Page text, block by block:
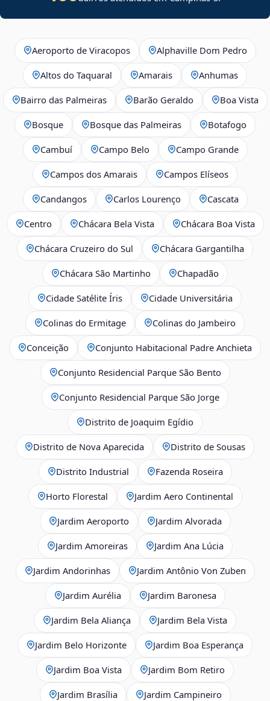
Aeroporto de Viracopos Alphaville Dom Pedro
Altos do Taquaral Amarais Anhumas
Bairro das Palmeiras Barão Geraldo Boa Vista
Bosque Bosque das Palmeiras Botafogo
Cambuí Campo Belo Campo Grande
Campos dos Amarais Campos Elíseos
Candangos Carlos Lourenço Cascata
Centro Chácara Bela Vista Chácara Boa Vista
Chácara Cruzeiro do Sul Chácara Gargantilha
Chácara São Martinho Chapadão
Cidade Satélite Íris Cidade Universitária
Colinas do Ermitage Colinas do Jambeiro
Conceição Conjunto Habitacional Padre Anchieta
Conjunto Residencial Parque São Bento
Conjunto Residencial Parque São Jorge
Distrito de Joaquim Egídio
Distrito de Nova Aparecida Distrito de Sousas
Distrito Industrial Fazenda Roseira
Horto Florestal Jardim Aero Continental
Jardim Aeroporto Jardim Alvorada
Jardim Amoreiras Jardim Ana Lúcia
Jardim Andorinhas Jardim Antônio Von Zuben
Jardim Aurélia Jardim Baronesa
Jardim Bela Aliança Jardim Bela Vista
Jardim Belo Horizonte Jardim Boa Esperança
Jardim Boa Vista Jardim Bom Retiro
Jardim Brasília Jardim Campineiro